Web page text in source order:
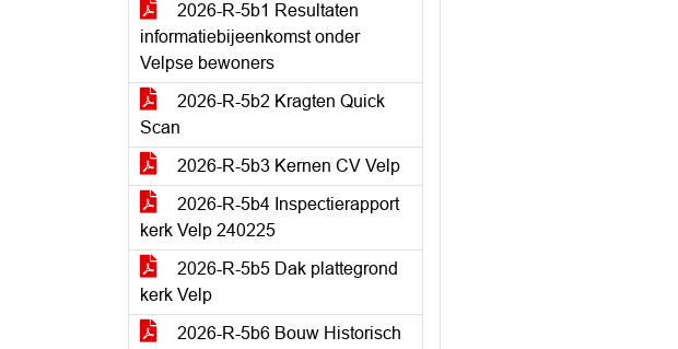
2026-R-5b1 Resultaten
informatiebijeenkomst onder
Velpse bewoners
2026-R-5b2 Kragten Quick
Scan
2026-R-5b3 Kernen CV Velp
2026-R-5b4 Inspectierapport
kerk Velp 240225
2026-R-5b5 Dak plattegrond
kerk Velp
2026-R-5b6 Bouw Historisch